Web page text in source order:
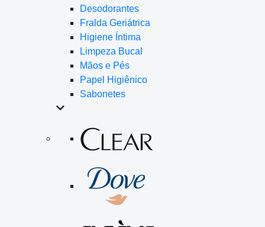
Desodorantes
Fralda Geriátrica
Higiene Íntima
Limpeza Bucal
Mãos e Pés
Papel Higiênico
Sabonetes